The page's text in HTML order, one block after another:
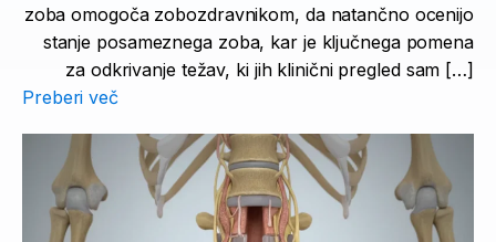
zoba omogoča zobozdravnikom, da natančno ocenijo
stanje posameznega zoba, kar je ključnega pomena
za odkrivanje težav, ki jih klinični pregled sam […]
Preberi več